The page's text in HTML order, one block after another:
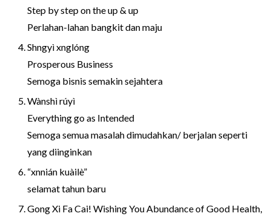
Step by step on the up & up
Perlahan-lahan bangkit dan maju
Shngyì xnglóng
Prosperous Business
Semoga bisnis semakin sejahtera
Wànshì rúyì
Everything go as Intended
Semoga semua masalah dimudahkan/ berjalan seperti
yang diinginkan
“xnnián kuàilè”
selamat tahun baru
Gong Xi Fa Cai! Wishing You Abundance of Good Health,